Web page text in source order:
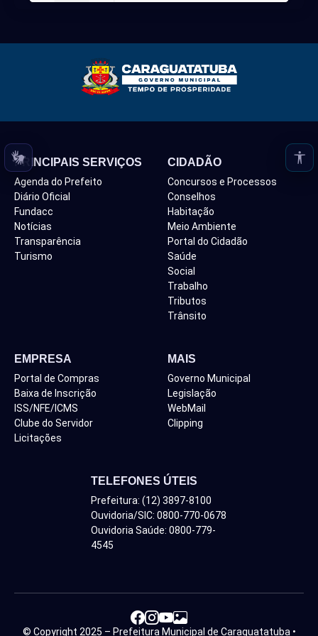
PRINCIPAIS SERVIÇOS
Agenda do Prefeito
Diário Oficial
Fundacc
Notícias
Transparência
Turismo
CIDADÃO
Concursos e Processos
Conselhos
Habitação
Meio Ambiente
Portal do Cidadão
Saúde
Social
Trabalho
Tributos
Trânsito
EMPRESA
Portal de Compras
Baixa de Inscrição
ISS/NFE/ICMS
Clube do Servidor
Licitações
MAIS
Governo Municipal
Legislação
WebMail
Clipping
TELEFONES ÚTEIS
Prefeitura: (12) 3897-8100
Ouvidoria/SIC: 0800-770-0678
Ouvidoria Saúde: 0800-779-
4545
© Copyright 2025 – Prefeitura Municipal de Caraguatatuba •